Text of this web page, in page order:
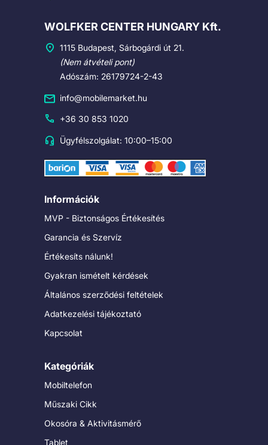
Cégadatok
WOLFKER CENTER HUNGARY Kft.
1115 Budapest, Sárbogárdi út 21.
(Nem átvételi pont)
Adószám: 26179724-2-43
info@mobilemarket.hu
+36 30 853 1020
Ügyfélszolgálat: 10:00–15:00
Információk
MVP - Biztonságos Értékesítés
Garancia és Szervíz
Értékesíts nálunk!
Gyakran ismételt kérdések
Általános szerződési feltételek
Adatkezelési tájékoztató
Kapcsolat
Kategóriák
Mobiltelefon
Műszaki Cikk
Okosóra & Aktivitásmérő
Tablet